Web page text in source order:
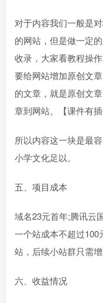
对于内容我们一般是
的网站，但是做一定
收录，大家看教程操
要给网站增加原创文
的文章，就是原创文
章到网站。【课件有插
所以内容这一块是最
小学文化足以。
五、项目成本
域名23元首年;腾讯云
一个站成本不超过
站，后续小站群只需增
六、收益情况